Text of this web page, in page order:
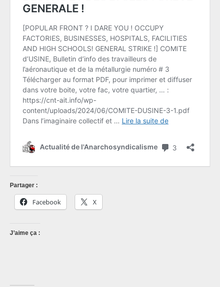
Partager :
Facebook X
J’aime ça :